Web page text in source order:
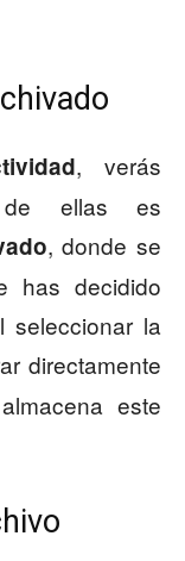
, verás
de ellas es
, donde se
has decidido
seleccionar la
directamente
este